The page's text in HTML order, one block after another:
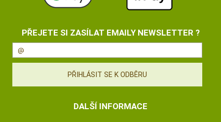
PŘEJETE SI ZASÍLAT EMAILY NEWSLETTER ?
DALŠÍ INFORMACE